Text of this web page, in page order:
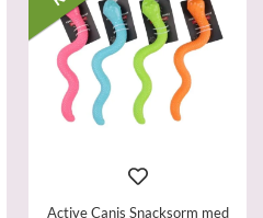
Active Canis Snacksorm med